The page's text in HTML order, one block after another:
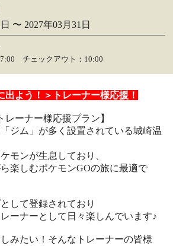
〜 2027年03月31日
チェックアウト：10:00
出よう！＞トレーナー様応援！
レーナー様応援プラン】
「ジム」が多く設置されている城崎温
モンが生息しており、
楽しむポケモンGOの旅に最適で
して登録されており
ーナーとして日々楽しんでいます♪
みたい！そんなトレーナーの皆様